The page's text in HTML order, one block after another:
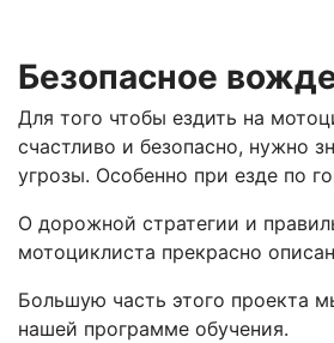
Безопасное
Для того чтобы ездить на
счастливо и безопасно, нужно
угрозы. Особенно при езде по
О дорожной стратегии и
мотоциклиста прекрасно
Большую часть этого проекта
нашей программе обучения.